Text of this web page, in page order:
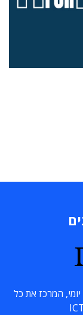
המרכז את כל